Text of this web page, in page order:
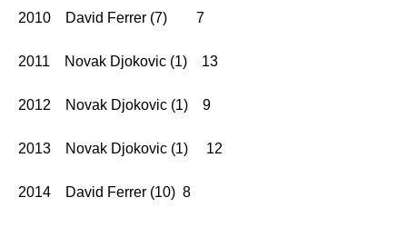
2010 David Ferrer (7) 7
2011 Novak Djokovic (1) 13
2012 Novak Djokovic (1) 9
2013 Novak Djokovic (1) 12
2014 David Ferrer (10) 8